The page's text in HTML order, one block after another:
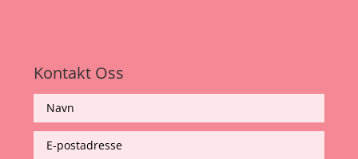
Kontakt Oss